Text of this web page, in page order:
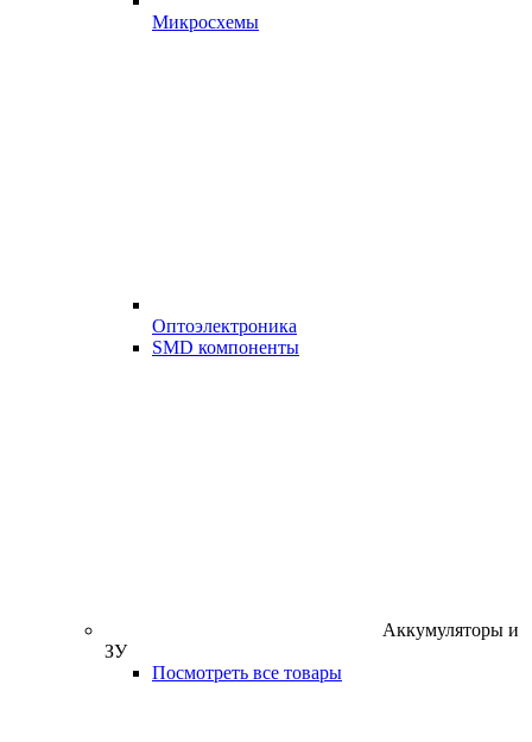
Микросхемы
Оптоэлектроника
SMD компоненты
Аккумуляторы и
ЗУ
Посмотреть все товары